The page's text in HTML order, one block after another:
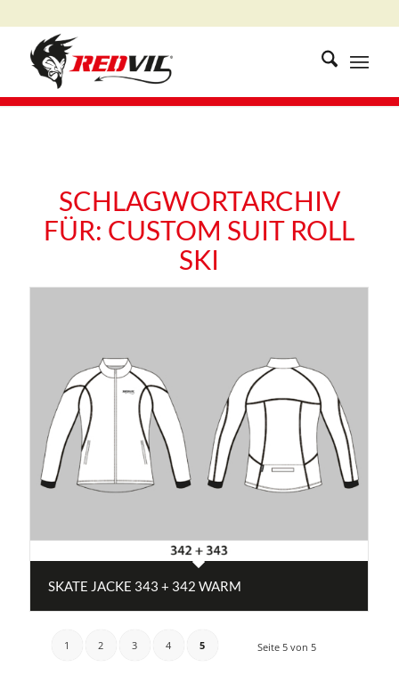
SCHLAGWORTARCHIV
FÜR: CUSTOM SUIT ROLL
SKI
SKATE JACKE 343 + 342 WARM
Seite 5 von 5
1 2 3 4 5